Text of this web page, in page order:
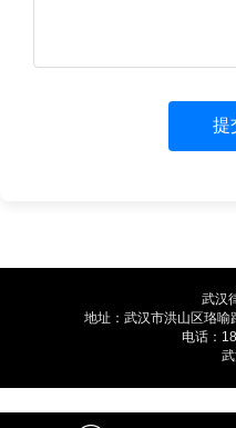
提
武汉
地址： 武汉市洪山区珞喻
电话：